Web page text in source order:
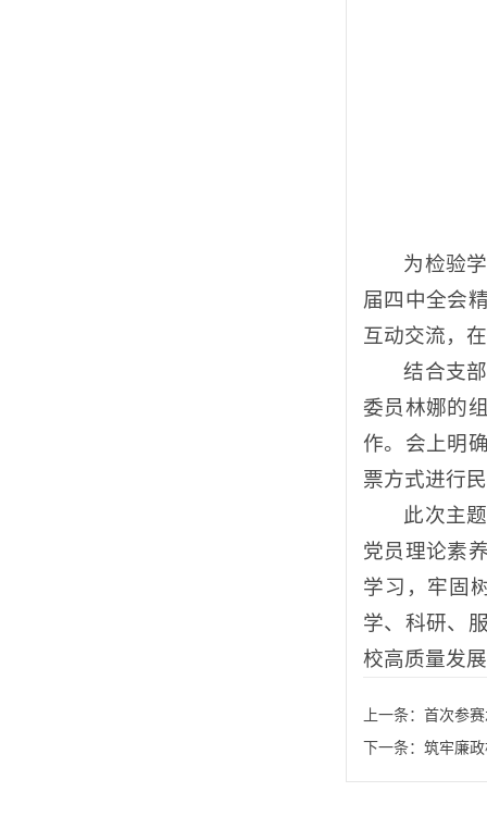
为检验
届四中全会
互动交流，
结合支
委员林娜的
作。会上明
票方式进行
此次主
党员理论素
学习，牢固
学、科研、
校高质量发
上一条： 首次参
下一条： 筑牢廉